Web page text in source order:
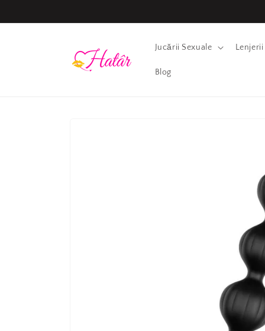
Jucării Sexuale
Blog